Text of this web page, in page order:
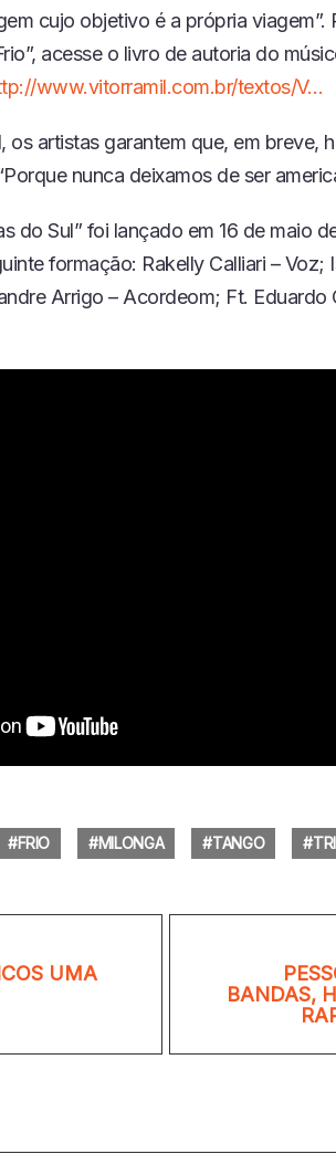
cujo objetivo é a própria viagem”.
acesse o livro de autoria do
www.vitorramil.com.br/textos/V…
os artistas garantem que, em breve,
nunca deixamos de ser
do Sul” foi lançado em 16 de maio
formação: Rakelly Calliari – Voz;
Arrigo – Acordeom; Ft. Eduardo
FRIO MILONGA TANGO
UMA
BANDAS,